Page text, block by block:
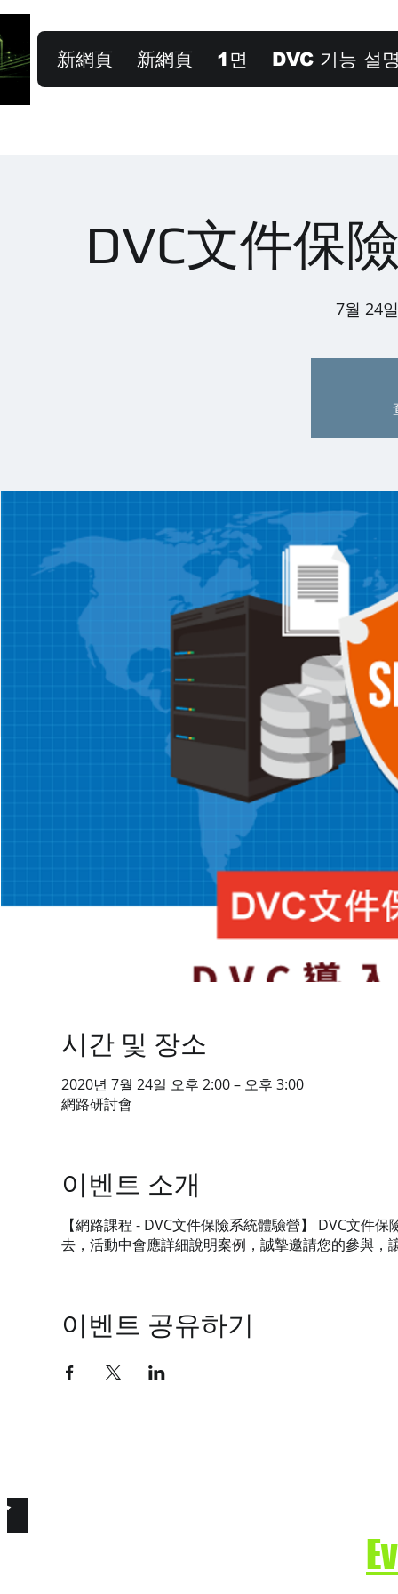
新網頁 新網頁 1면 DVC 기능 설
DVC文件保
7월 24
시간 및 장소
2020년 7월 24일 오후 2:00 – 오후 3:00
網路研討會
이벤트 소개
【網路課程 - DVC文件保險系統體驗營】 DVC文件
去，活動中會應詳細說明案例，誠摯邀請您的參與，
이벤트 공유하기
限公司